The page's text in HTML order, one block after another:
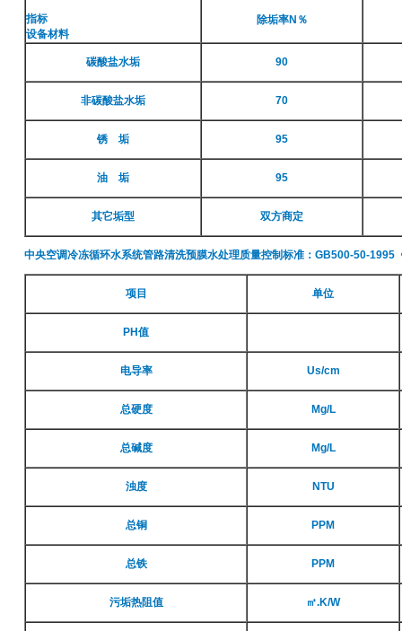
指标
设备材料
除垢率N％
碳酸盐水垢 90
非碳酸盐水垢 70
锈 垢 95
油 垢 95
其它垢型 双方商定
中央空调冷冻循环水系统管路清洗预膜水处理质量控制标准：GB500-50-1995
项目 单位
PH值
电导率 Us/cm
总硬度 Mg/L
总碱度 Mg/L
浊度 NTU
总铜 PPM
总铁 PPM
污垢热阻值 ㎡.K/W